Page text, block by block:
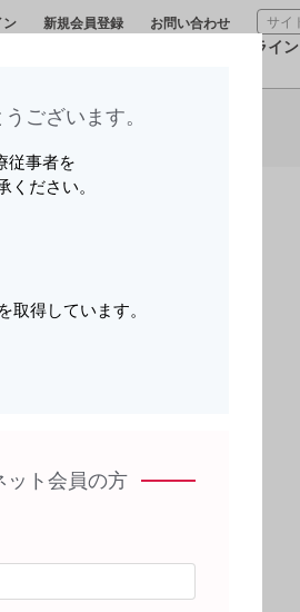
ン 新規会員登録 お問い合わせ
オンライン
スタッフが心を尽くして
ございます。​
従事者を
ださい。
得しています。
ット会員の方